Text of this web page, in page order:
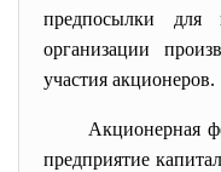
предпосылки для
организации
участия акционеров.
Акционерная
предприятие